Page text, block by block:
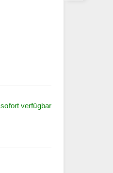
sofort verfügbar